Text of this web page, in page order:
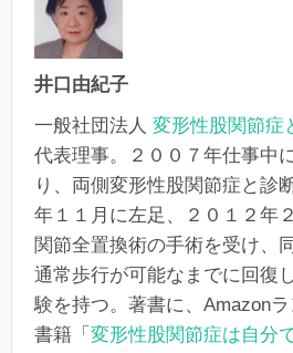
井口由紀子
一般社団法人 変形性股関節症
代表理事。２００７年仕事中
り、両側変形性股関節症と診
年１１月に左足、２０１２年
関節全置換術の手術を受け、
通常歩行が可能なまでに回復
験を持つ。著書に、Amazon
書籍「 変形性股関節症は自分